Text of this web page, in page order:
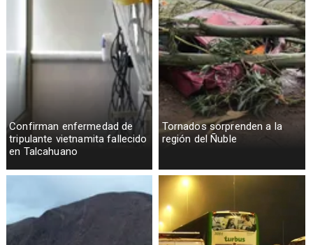
Confirman enfermedad de
tripulante vietnamita fallecido
en Talcahuano
Tornados sorprenden a la
región del Ñuble